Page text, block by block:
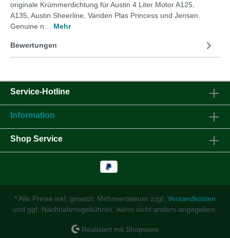
originale Krümmerdichtung für Austin 4 Liter Motor A125,
A135, Austin Sheerline, Vanden Plas Princess und Jensen.
Genuine n… Mehr
Bewertungen
Service-Hotline
Information
Shop Service
* Alle Preise inkl. gesetzl. Mehrwertsteuer zzgl. Versandkosten
und ggf. Nachnahmegebühren, wenn nicht anders angegeben.
Realisiert mit Shopware